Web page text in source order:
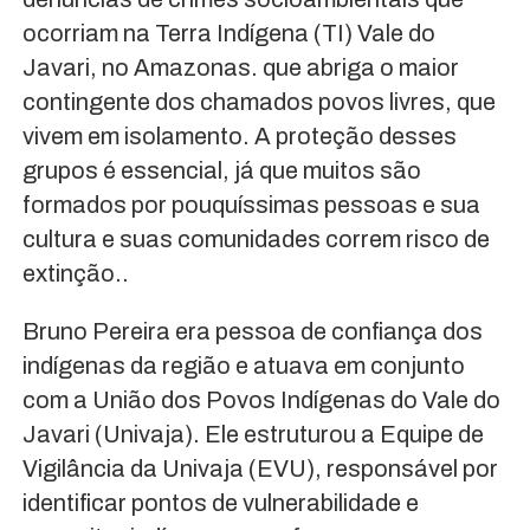
ocorriam na Terra Indígena (TI) Vale do
Javari, no Amazonas. que abriga o maior
contingente dos chamados povos livres, que
vivem em isolamento. A proteção desses
grupos é essencial, já que muitos são
formados por pouquíssimas pessoas e sua
cultura e suas comunidades correm risco de
extinção..
Bruno Pereira era pessoa de confiança dos
indígenas da região e atuava em conjunto
com a União dos Povos Indígenas do Vale do
Javari (Univaja). Ele estruturou a Equipe de
Vigilância da Univaja (EVU), responsável por
identificar pontos de vulnerabilidade e